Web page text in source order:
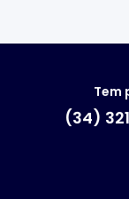
Tem
(34)